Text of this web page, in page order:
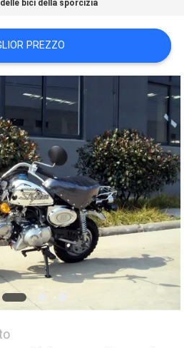
bici della sporcizia
PREZZO